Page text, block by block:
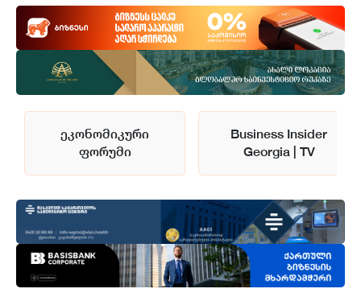
ეკონომიკური
ფორუმი
Business Insider
Georgia | TV